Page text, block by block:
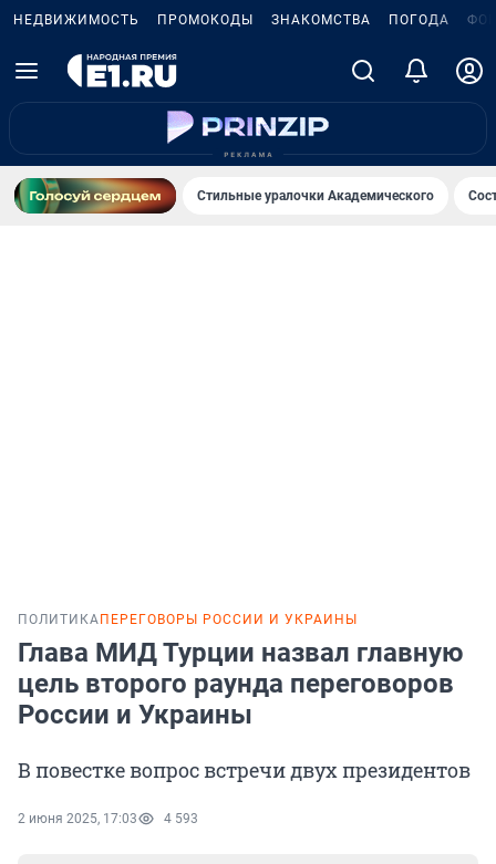
НЕДВИЖИМОСТЬ ПРОМОКОДЫ ЗНАКОМСТВА ПОГОДА
Стильные уралочки Академического
ПОЛИТИКА ПЕРЕГОВОРЫ РОССИИ И УКРАИНЫ
Глава МИД Турции назвал главную
цель второго раунда переговоров
России и Украины
В повестке вопрос встречи двух президентов
2 июня 2025, 17:03 4 593